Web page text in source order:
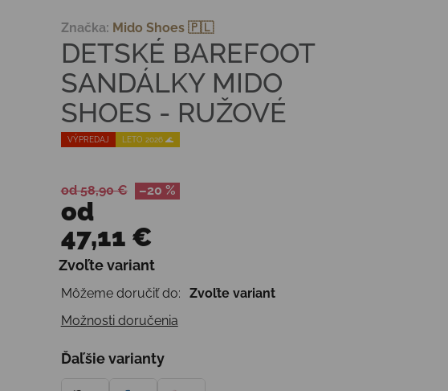
VÝPREDAJ LETO 2026 🌊
DETSKÉ BAREFOOT
SANDÁLKY MIDO
SHOES - RUŽOVÉ
Značka: Mido Shoes 🇵🇱
od 58,90 € –20 %
od
47,11 €
Jednotková cena:
Zvoľte variant
Môžeme doručiť do:
Zvoľte variant
Možnosti doručenia
Ďaľšie varianty